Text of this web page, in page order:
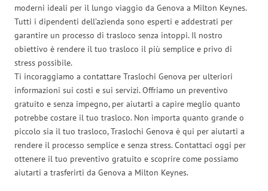
moderni ideali per il lungo viaggio da Genova a Milton Keynes.
Tutti i dipendenti dell’azienda sono esperti e addestrati per
garantire un processo di trasloco senza intoppi. Il nostro
obiettivo è rendere il tuo trasloco il più semplice e privo di
stress possibile.
Ti incoraggiamo a contattare Traslochi Genova per ulteriori
informazioni sui costi e sui servizi. Offriamo un preventivo
gratuito e senza impegno, per aiutarti a capire meglio quanto
potrebbe costare il tuo trasloco. Non importa quanto grande o
piccolo sia il tuo trasloco, Traslochi Genova è qui per aiutarti a
rendere il processo semplice e senza stress. Contattaci oggi per
ottenere il tuo preventivo gratuito e scoprire come possiamo
aiutarti a trasferirti da Genova a Milton Keynes.